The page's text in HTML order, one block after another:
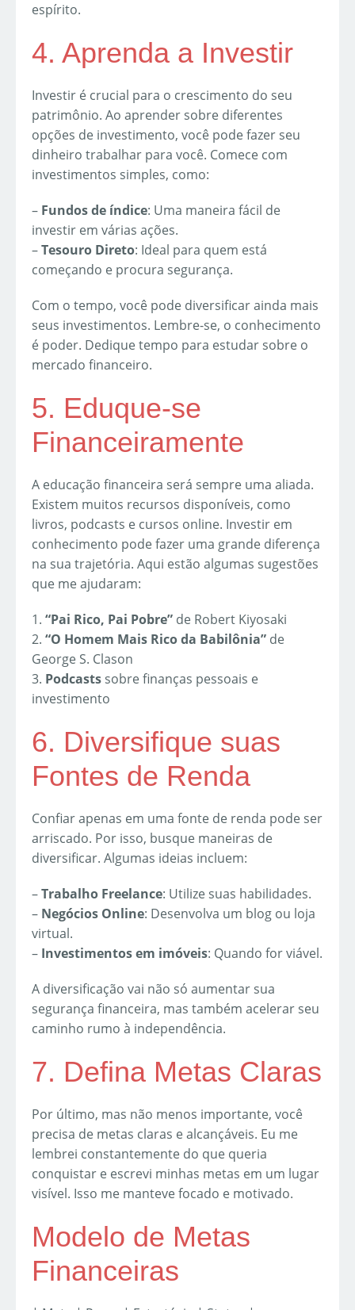
espírito.
4. Aprenda a Investir
Investir é crucial para o crescimento do seu
patrimônio. Ao aprender sobre diferentes
opções de investimento, você pode fazer seu
dinheiro trabalhar para você. Comece com
investimentos simples, como:
– Fundos de índice: Uma maneira fácil de
investir em várias ações.
–Tesouro Direto: Ideal para quem está
começando e procura segurança.
Com o tempo, você pode diversificar ainda mais
seus investimentos. Lembre-se, o conhecimento
é poder. Dedique tempo para estudar sobre o
mercado financeiro.
5. Eduque-se
Financeiramente
A educação financeira será sempre uma aliada.
Existem muitos recursos disponíveis, como
livros, podcasts e cursos online. Investir em
conhecimento pode fazer uma grande diferença
na sua trajetória. Aqui estão algumas sugestões
que me ajudaram:
1. “Pai Rico, Pai Pobre” de Robert Kiyosaki
2. “O Homem Mais Rico da Babilônia” de
George S. Clason
3. Podcasts sobre finanças pessoais e
investimento
6. Diversifique suas
Fontes de Renda
Confiar apenas em uma fonte de renda pode ser
arriscado. Por isso, busque maneiras de
diversificar. Algumas ideias incluem:
–Trabalho Freelance: Utilize suas habilidades.
– Negócios Online: Desenvolva um blog ou loja
virtual.
– Investimentos em imóveis: Quando for viável.
A diversificação vai não só aumentar sua
segurança financeira, mas também acelerar seu
caminho rumo à independência.
7. Defina Metas Claras
Por último, mas não menos importante, você
precisa de metas claras e alcançáveis. Eu me
lembrei constantemente do que queria
conquistar e escrevi minhas metas em um lugar
visível. Isso me manteve focado e motivado.
Modelo de Metas
Financeiras